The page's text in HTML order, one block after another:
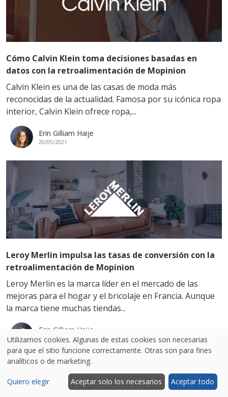
Cómo Calvin Klein toma decisiones basadas en
datos con la retroalimentación de Mopinion
Calvin Klein es una de las casas de moda más
reconocidas de la actualidad. Famosa por su icónica ropa
interior, Calvin Klein ofrece ropa,...
Erin Gilliam Haije
20/05/2021
Leroy Merlin impulsa las tasas de conversión con la
retroalimentación de Mopinion
Leroy Merlin es la marca líder en el mercado de las
mejoras para el hogar y el bricolaje en Francia. Aunque
la marca tiene muchas tiendas...
Erin Gilliam Haije
28/01/2021
Utilizamos cookies. Algunas de estas cookies son necesarias
para que el sitio funcione correctamente. Otras son para fines
analíticos o de marketing.
Quiero elegir Aceptar solo los necesarios Aceptar todo